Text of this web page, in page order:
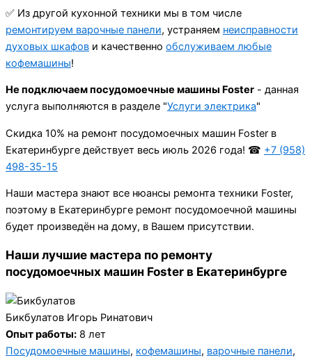
✅ Из другой кухонной техники мы в том числе
ремонтируем варочные панели, устраняем неисправности
духовых шкафов и качественно обслуживаем любые
кофемашины!
Не подключаем посудомоечные машины Foster - данная
услуга выполняются в разделе "Услуги электрика"
Cкидка 10% на ремонт посудомоечных машин Foster в
Екатеринбурге действует весь июль 2026 года! ☎ +7 (958)
498-35-15
Наши мастера знают все нюансы ремонта техники Foster,
поэтому в Екатеринбурге ремонт посудомоечной машины
будет произведён на дому, в Вашем присутствии.
Наши лучшие мастера по ремонту
посудомоечных машин Foster в Екатеринбурге
Бикбулатов Игорь Ринатович
Опыт работы: 8 лет
Посудомоечные машины, кофемашины, варочные панели,